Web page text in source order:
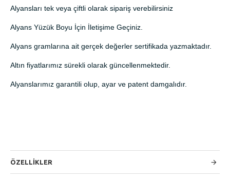
Alyansları tek veya çiftli olarak sipariş verebilirsiniz
Alyans Yüzük Boyu İçin İletişime Geçiniz.
Alyans gramlarına ait gerçek değerler sertifikada yazmaktadır.
Altın fiyatlarımız sürekli olarak güncellenmektedir.
Alyanslarımız garantili olup, ayar ve patent damgalıdır.
ÖZELLİKLER